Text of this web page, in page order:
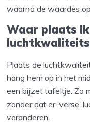
waarna de waardes
Waar plaats
Plaats de
hang hem op in het
een bijzet tafeltje. Zo
zonder dat er ‘verse’
veranderen.